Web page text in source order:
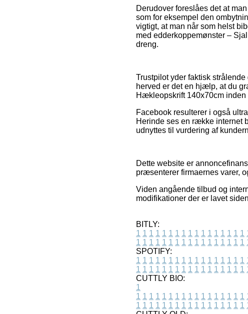
Derudover foreslåes det at
som for eksempel den
vigtigt, at man når som helst
med edderkoppemønster –
dreng.
Trustpilot yder faktisk
herved er det en hjælp, at du
Hækleopskrift 140x70cm inden
Facebook resulterer i også
Herinde ses en række internet
udnyttes til vurdering af
Dette website er
præsenterer firmaernes varer,
Viden angående tilbud og
modifikationer der er lavet
BITLY:
1 1 1 1 1 1 1 1 1 1 1 1 1 1 1 1 1
1 1 1 1 1 1 1 1 1 1 1 1 1 1 1 1 1
SPOTIFY:
1 1 1 1 1 1 1 1 1 1 1 1 1 1 1 1 1
1 1 1 1 1 1 1 1 1 1 1 1 1 1 1 1 1
CUTTLY BIO:
1
1 1 1 1 1 1 1 1 1 1 1 1 1 1 1 1 1
1 1 1 1 1 1 1 1 1 1 1 1 1 1 1 1 1